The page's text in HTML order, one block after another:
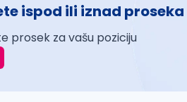
ispod ili iznad proseka
prosek za vašu poziciju